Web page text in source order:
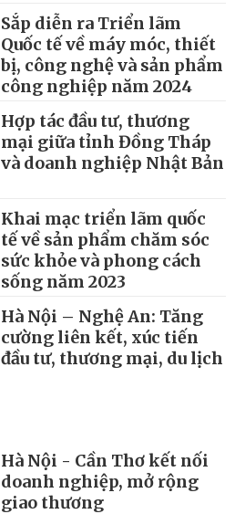
Sắp diễn ra Triển lãm
Quốc tế về máy móc, thiết
bị, công nghệ và sản phẩm
công nghiệp năm 2024
Hợp tác đầu tư, thương
mại giữa tỉnh Đồng Tháp
và doanh nghiệp Nhật Bản
Khai mạc triển lãm quốc
tế về sản phẩm chăm sóc
sức khỏe và phong cách
sống năm 2023
Hà Nội – Nghệ An: Tăng
cường liên kết, xúc tiến
đầu tư, thương mại, du lịch
Hà Nội - Cần Thơ kết nối
doanh nghiệp, mở rộng
giao thương